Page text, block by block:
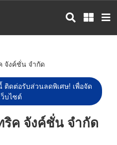
จังค์ชั่น จำกัด
ติดต่อรับส่วนลดพิเศษ! เพื่อจัด
บไซต์
ริค จังค์ชั่น จำกัด